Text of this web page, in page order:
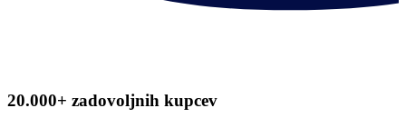
20.000+ zadovoljnih kupcev